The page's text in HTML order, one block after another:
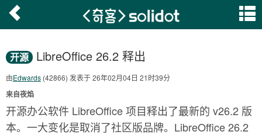
开源 LibreOffice 26.2 释出
由Edwards (42866) 发表于 26年02月04日 21时39分
来自夜焰
开源办公软件 LibreOffice 项目释出了最新的 v26.2 版
本。一大变化是取消了社区版品牌。LibreOffice 26.2